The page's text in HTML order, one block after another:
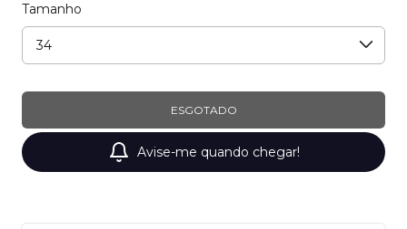
Tamanho
Avise-me quando chegar!